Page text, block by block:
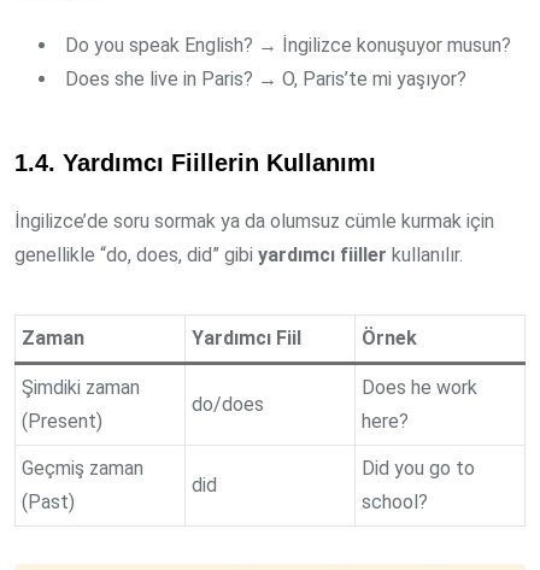
Do you speak English? → İngilizce konuşuyor musun?
Does she live in Paris? → O, Paris’te mi yaşıyor?
1.4. Yardımcı Fiillerin Kullanımı
İngilizce’de soru sormak ya da olumsuz cümle kurmak için
genellikle “do, does, did” gibi yardımcı fiiller kullanılır.
Zaman Yardımcı Fiil Örnek
Şimdiki zaman
(Present)
do/does
Does he work
here?
Geçmiş zaman
(Past)
did
Did you go to
school?